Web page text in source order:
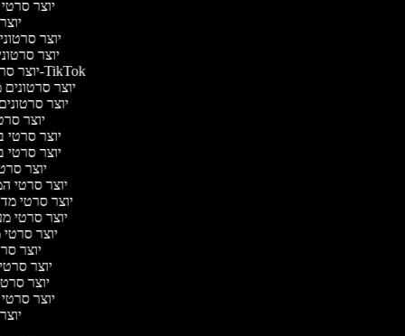
יוצר סרטי
יוצר
יוצר
יוצר סרטונים ל-TikTok
יוצר סרטונים
יוצר
יוצר
יוצר סרטי
יוצר סרטי
יוצר
יוצר סרטי
יוצר סרטי מדע
יוצר סרטי
יוצר
יוצר
יוצר סרטי
יוצר
יוצר סרטי